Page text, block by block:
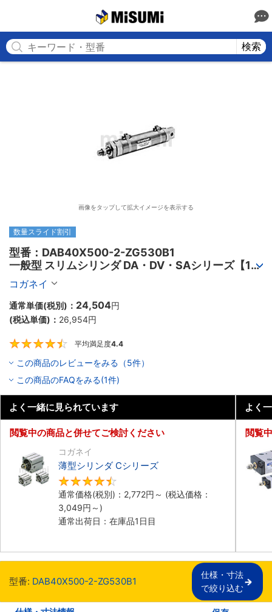
検索
画像をタップして拡大イメージを表示する
数量スライド割引
型番：DAB40X500-2-ZG530B1
一般型 スリムシリンダ DA・DV・SAシリーズ【1～
10個入り】
コガネイ
通常単価(税別)： 24,504円
(税込単価)： 26,954円
平均満足度4.4
この商品のレビューをみる（5件）
この商品のFAQをみる(1件)
よく一緒に見られています
閲覧中の商品と併せてご検討ください
コガネイ
薄型シリンダ Cシリーズ
通常価格(税別)： 2,772円 ～ (税込価格：
3,049円 ～)
通常出荷日：在庫品1日目
よく
閲覧
型番: DAB40X500-2-ZG530B1
仕様・寸法
で絞り込む